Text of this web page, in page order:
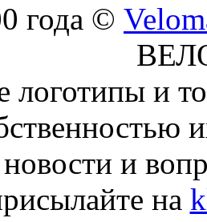
года ©
логотипы и
и
на